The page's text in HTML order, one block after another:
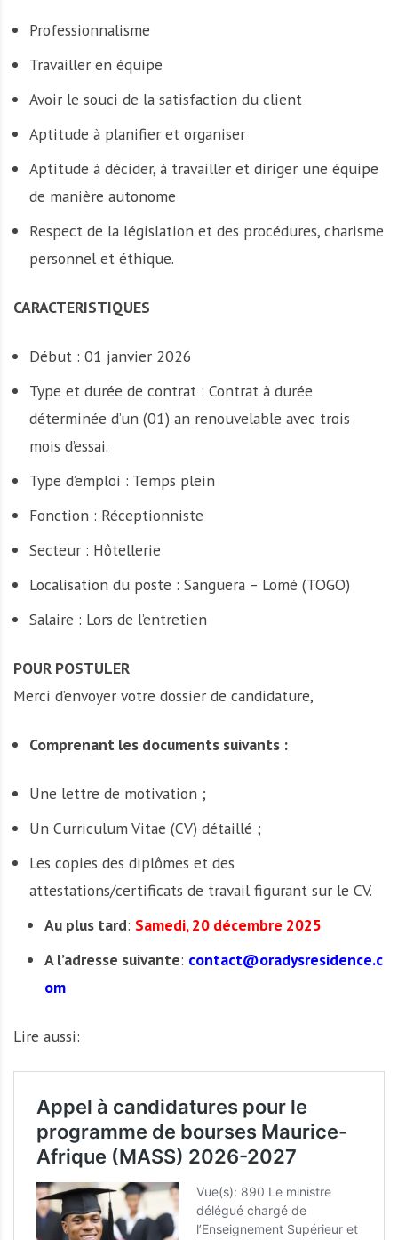
Professionnalisme
Travailler en équipe
Avoir le souci de la satisfaction du client
Aptitude à planifier et organiser
Aptitude à décider, à travailler et diriger une équipe
de manière autonome
Respect de la législation et des procédures, charisme
personnel et éthique.
CARACTERISTIQUES
Début : 01 janvier 2026
Type et durée de contrat : Contrat à durée
déterminée d’un (01) an renouvelable avec trois
mois d’essai.
Type d’emploi : Temps plein
Fonction : Réceptionniste
Secteur : Hôtellerie
Localisation du poste : Sanguera – Lomé (TOGO)
Salaire : Lors de l’entretien
POUR POSTULER
Merci d’envoyer votre dossier de candidature,
Comprenant les documents suivants :
Une lettre de motivation ;
Un Curriculum Vitae (CV) détaillé ;
Les copies des diplômes et des
attestations/certificats de travail figurant sur le CV.
Au plus tard: Samedi, 20 décembre 2025
A l’adresse suivante: contact@oradysresidence.c
om
Lire aussi: